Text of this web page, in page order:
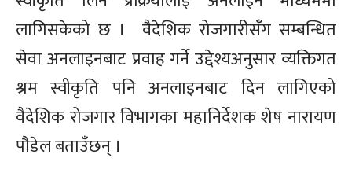
लागिसकेको छ । वैदेशिक रोजगारीसँग सम्बन्धित
सेवा अनलाइनबाट प्रवाह गर्ने उद्देश्यअनुसार व्यक्तिगत
श्रम स्वीकृति पनि अनलाइनबाट दिन लागिएको
वैदेशिक रोजगार विभागका महानिर्देशक शेष नारायण
पौडेल बताउँछन् ।